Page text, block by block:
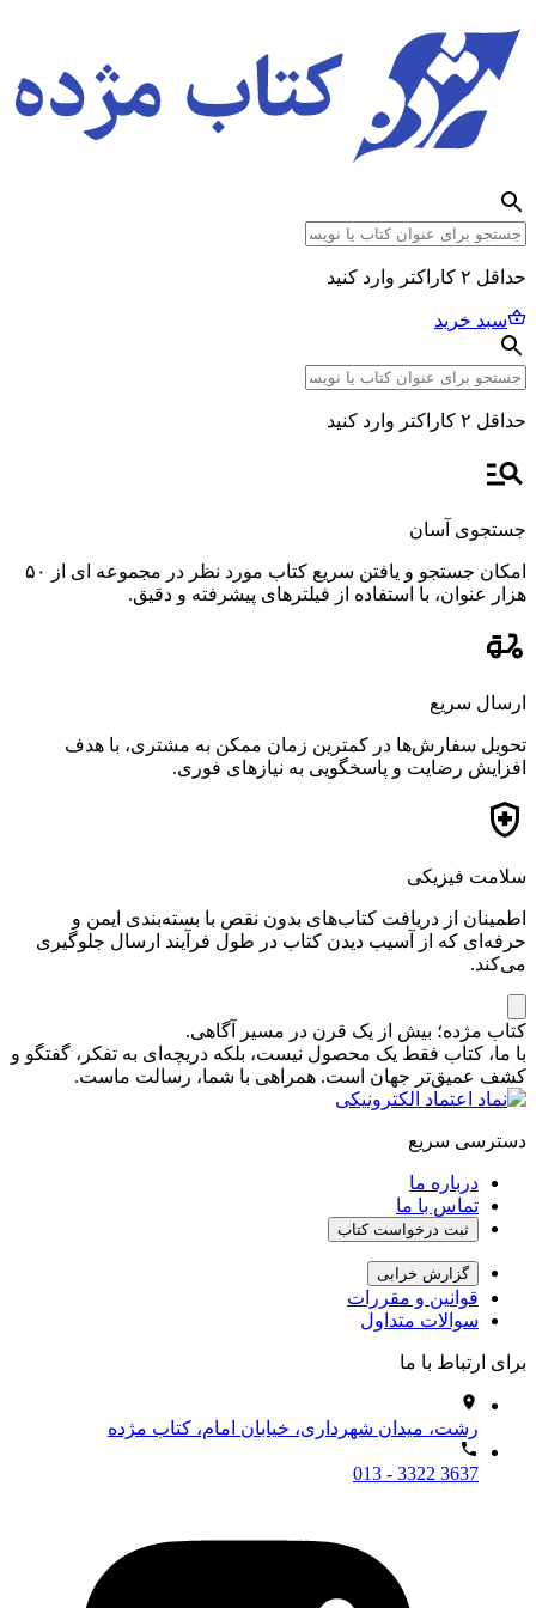
حداقل ۲ کاراکتر وارد کنید
سبد خرید
حداقل ۲ کاراکتر وارد کنید
جستجوی آسان
امکان جستجو و یافتن سریع کتاب مورد نظر در مجموعه ای از ۵۰
هزار عنوان، با استفاده از فیلترهای پیشرفته و دقیق.
ارسال سریع
تحویل سفارش‌ها در کمترین زمان ممکن به مشتری، با هدف
افزایش رضایت و پاسخگویی به نیازهای فوری.
سلامت فیزیکی
اطمینان از دریافت کتاب‌های بدون نقص با بسته‌بندی ایمن و
حرفه‌ای که از آسیب دیدن کتاب در طول فرآیند ارسال جلوگیری
می‌کند.
کتاب مژده؛ بیش از یک قرن در مسیر آگاهی.
با ما، کتاب فقط یک محصول نیست، بلکه دریچه‌ای به تفکر، گفتگو و
کشف عمیق‌تر جهان است. همراهی با شما، رسالت ماست.
دسترسی سریع
درباره ما
تماس با ما
ثبت درخواست کتاب
گزارش خرابی
قوانین و مقررات
سوالات متداول
برای ارتباط با ما
رشت، میدان شهرداری، خیابان امام، کتاب مژده
013 - 3322 3637